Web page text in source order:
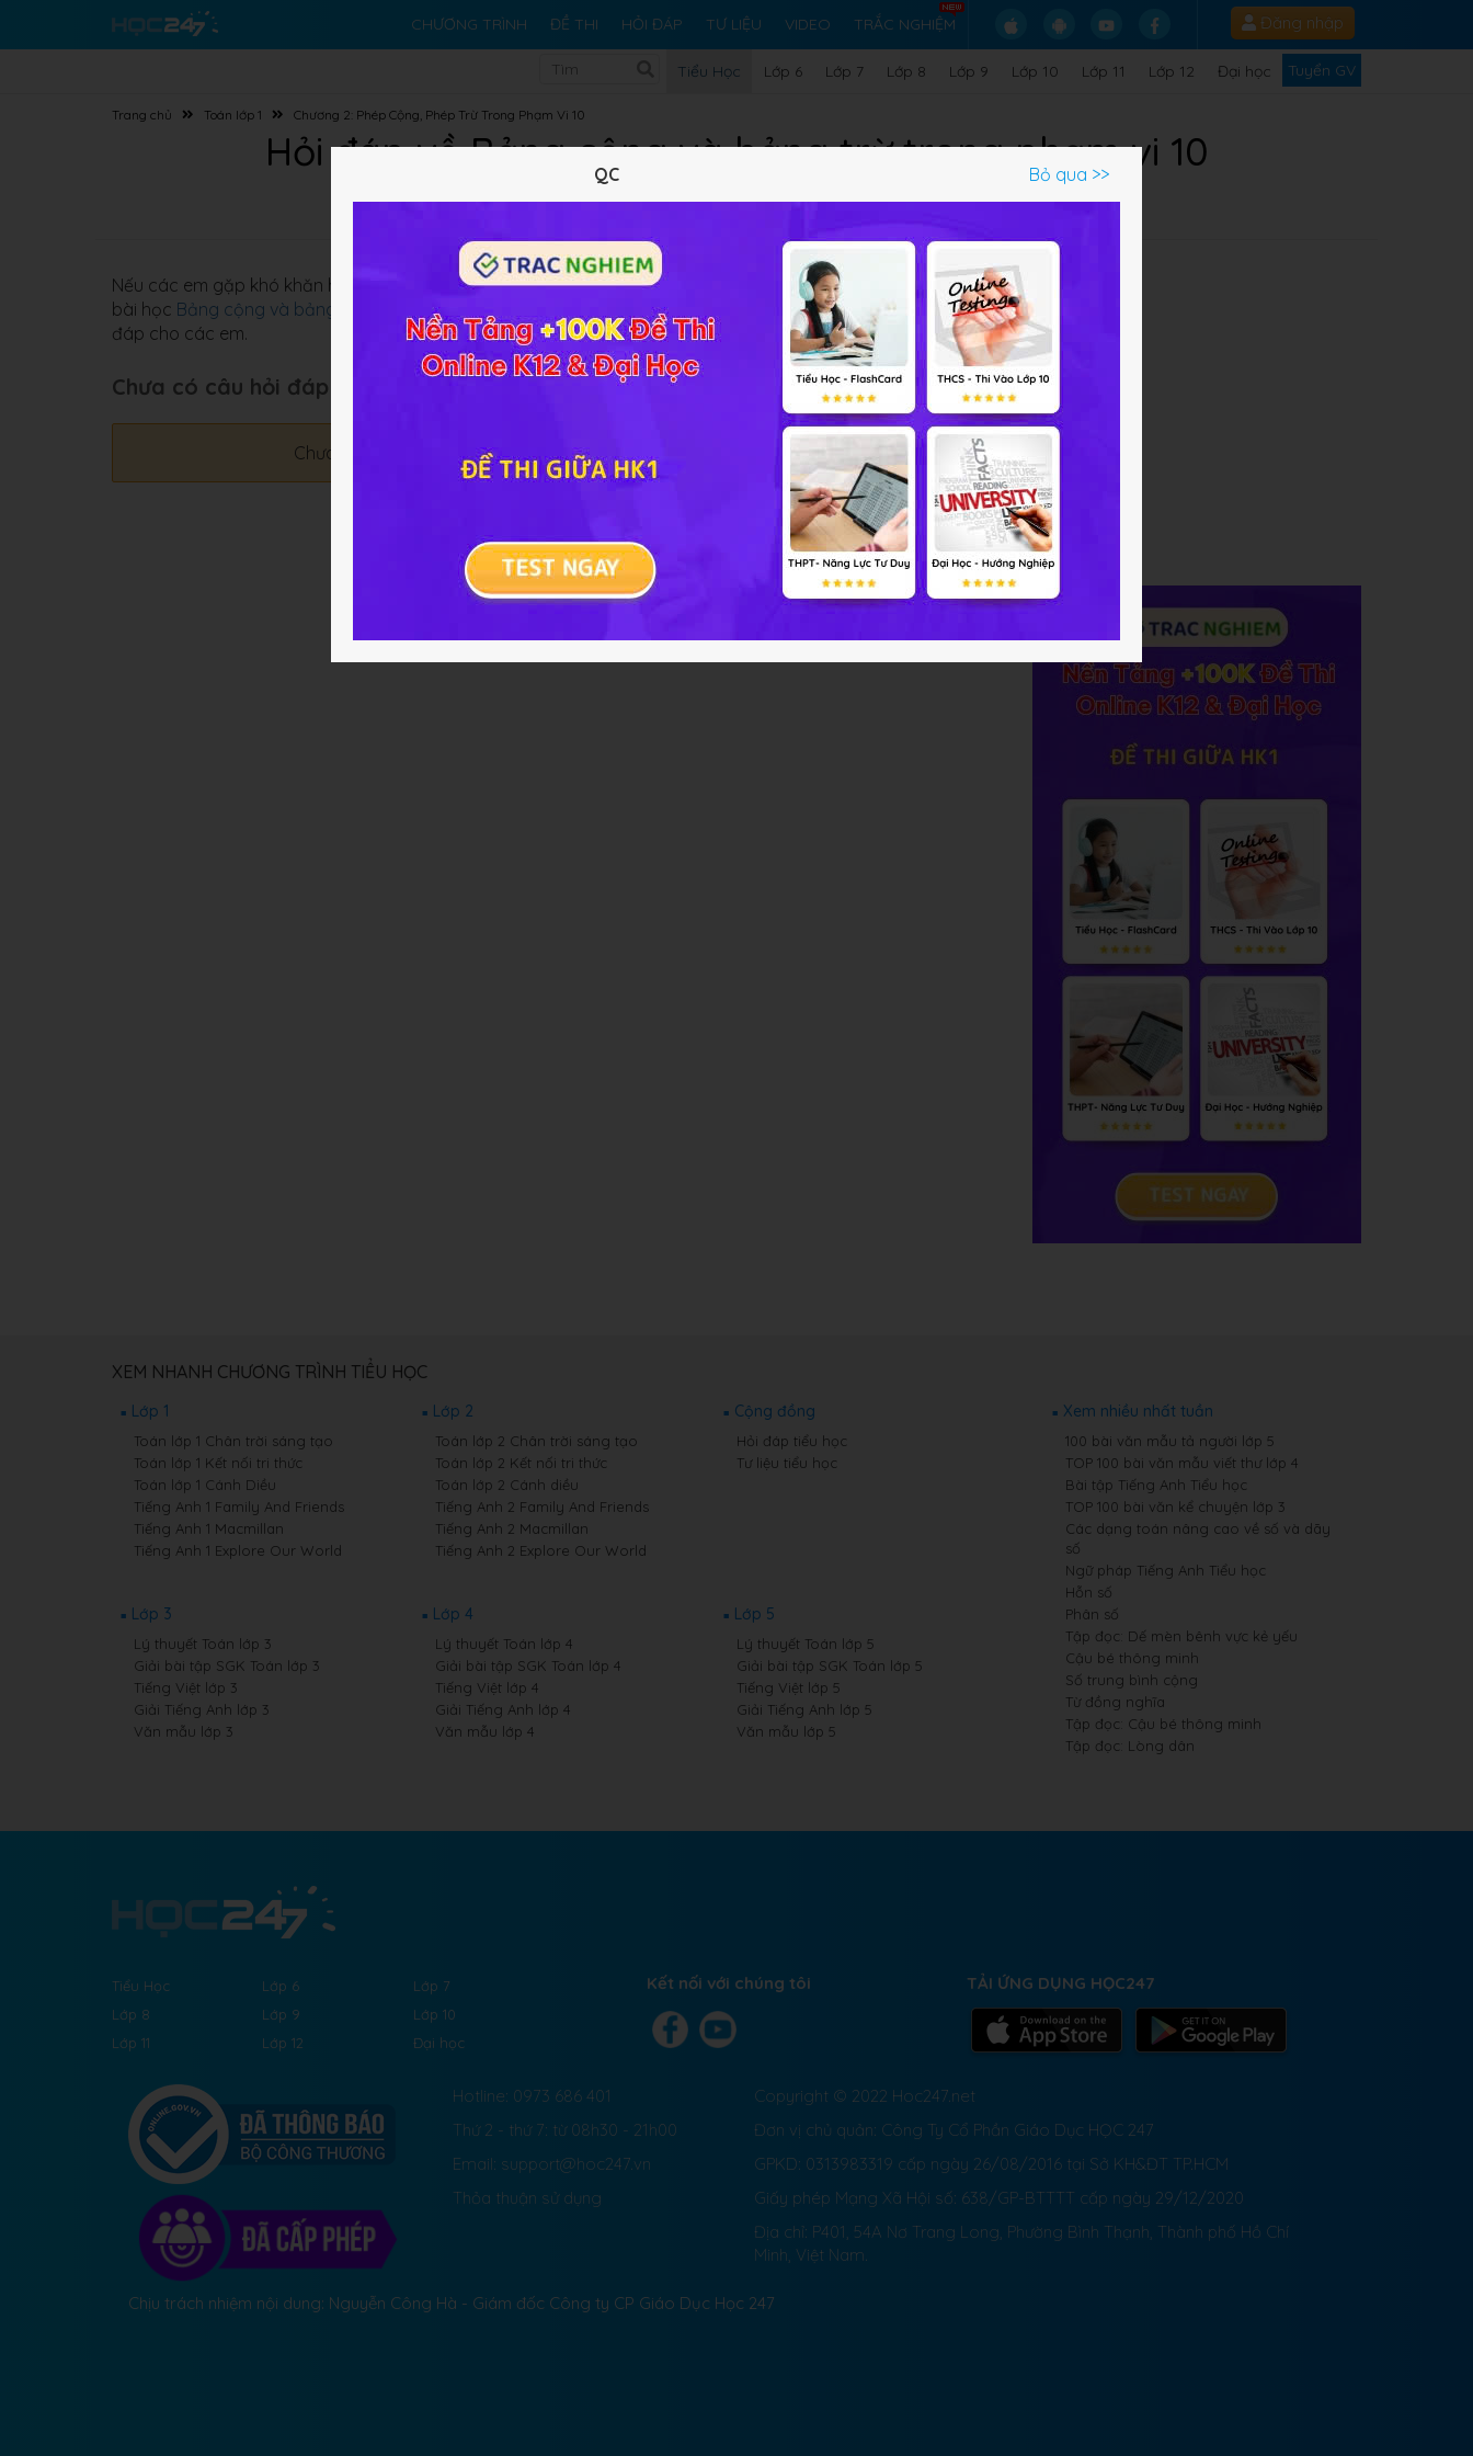
CHƯƠNG TRÌNH ĐỀ THI HỎI ĐÁP TƯ LIỆU VIDEO TRẮC NGHIỆM Đăng nhập
Tiểu Học Lớp 6 Lớp 7 Lớp 8 Lớp 9 Lớp 10 Lớp 11 Lớp 12 Đại học Tuyển GV
Trang chủ Toán lớp 1 Chương 2: Phép Cộng, Phép Trừ Trong Phạm Vi 10
Hỏi đáp về Bảng cộng và bảng trừ trong phạm vi 10
Nếu các em gặp khó khăn hay có những bài toán hay muốn chia sẻ trong quá trình làm bài tập liên quan đến
bài học Bảng cộng và bảng trừ trong phạm vi 10 hãy đặt câu hỏi ở đây cộng đồng ToánHỌC247sẽ sớm giải
đáp cho các em.
Chưa có câu hỏi đáp nào
Chưa có câu hỏi nào. Em hãy trở thành người đầu tiên đặt câu hỏi.
XEM NHANH CHƯƠNG TRÌNH TIỂU HỌC
Lớp 1
Toán lớp 1 Chân trời sáng tạo
Toán lớp 1 Kết nối tri thức
Toán lớp 1 Cánh Diều
Tiếng Anh 1 Family And Friends
Tiếng Anh 1 Macmillan
Tiếng Anh 1 Explore Our World
Lớp 2
Toán lớp 2 Chân trời sáng tạo
Toán lớp 2 Kết nối tri thức
Toán lớp 2 Cánh diều
Tiếng Anh 2 Family And Friends
Tiếng Anh 2 Macmillan
Tiếng Anh 2 Explore Our World
Cộng đồng
Hỏi đáp tiểu học
Tư liệu tiểu học
Lớp 3
Lý thuyết Toán lớp 3
Giải bài tập SGK Toán lớp 3
Tiếng Việt lớp 3
Giải Tiếng Anh lớp 3
Văn mẫu lớp 3
Lớp 4
Lý thuyết Toán lớp 4
Giải bài tập SGK Toán lớp 4
Tiếng Việt lớp 4
Giải Tiếng Anh lớp 4
Văn mẫu lớp 4
Lớp 5
Lý thuyết Toán lớp 5
Giải bài tập SGK Toán lớp 5
Tiếng Việt lớp 5
Giải Tiếng Anh lớp 5
Văn mẫu lớp 5
Xem nhiều nhất tuần
100 bài văn mẫu tả người lớp 5
TOP 100 bài văn mẫu viết thư lớp 4
Bài tập Tiếng Anh Tiểu học
TOP 100 bài văn kể chuyện lớp 3
Các dạng toán nâng cao về số và dãy
số
Ngữ pháp Tiếng Anh Tiểu học
Hỗn số
Phân số
Tập đọc: Dế mèn bênh vực kẻ yếu
Cậu bé thông minh
Số trung bình cộng
Từ đồng nghĩa
Tập đọc: Cậu bé thông minh
Tập đọc: Lòng dân
Tiểu Học Lớp 6
Lớp 7
Lớp 8
Lớp 9
Lớp 10
Lớp 11
Lớp 12 Đại học
Kết nối với chúng tôi TẢI ỨNG DỤNG HỌC247
Hotline: 0973 686 401
Thứ 2 - thứ 7: từ 08h30 - 21h00
Email: support@hoc247.vn
Thỏa thuận sử dụng
Copyright © 2022 Hoc247.net
Đơn vị chủ quản: Công Ty Cổ Phần Giáo Dục HỌC 247
GPKD: 0313983319 cấp ngày 26/08/2016 tại Sở KH&ĐT TP.HCM
Giấy phép Mạng Xã Hội số: 638/GP-BTTTT cấp ngày 29/12/2020
Địa chỉ: P401, 54A Nơ Trang Long, Phường Bình Thạnh, Thành phố Hồ Chí
Minh, Việt Nam.
Chịu trách nhiệm nội dung: Nguyễn Công Hà - Giám đốc Công ty CP Giáo Dục Học 247
QC Bỏ qua >>